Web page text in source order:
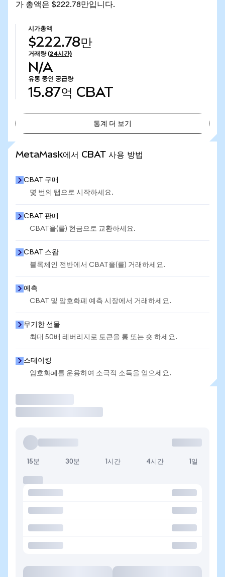
가 총액은 $222.78만입니다.
시가총액
$222.78만
거래량 (24시간)
N/A
유통 중인 공급량
15.87억 CBAT
통계 더 보기
MetaMask에서 CBAT 사용 방법
CBAT 구매
몇 번의 탭으로 시작하세요.
CBAT 판매
CBAT을(를) 현금으로 교환하세요.
CBAT 스왑
블록체인 전반에서 CBAT을(를) 거래하세요.
예측
CBAT 및 암호화폐 예측 시장에서 거래하세요.
무기한 선물
최대 50배 레버리지로 토큰을 롱 또는 숏 하세요.
스테이킹
암호화폐를 운용하여 소극적 소득을 얻으세요.
15분 30분 1시간 4시간 1일